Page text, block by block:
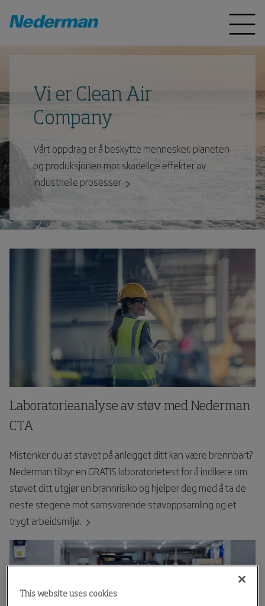
Vi er Clean Air
Company
Vårt oppdrag er å beskytte mennesker, planeten
og produksjonen mot skadelige effekter av
industrielle prosesser
Laboratorieanalyse av støv med Nederman
CTA
Mistenker du at støvet på anlegget ditt kan være brennbart?
Nederman tilbyr en GRATIS laboratorietest for å indikere om
støvet ditt utgjør en brannrisiko og hjelper deg med å ta de
neste stegene mot samsvarende støvoppsamling og et
trygt arbeidsmiljø.
This website uses cookies